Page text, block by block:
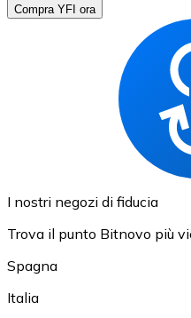
Compra YFI ora
I nostri negozi di fiducia
Trova il punto Bitnovo più
Spagna
Italia